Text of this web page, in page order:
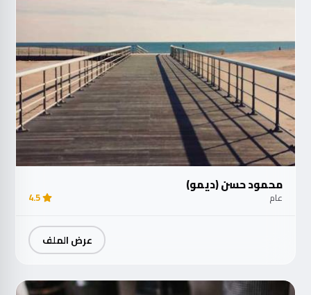
محمود حسن (ديمو)
عام 4.5
عرض الملف